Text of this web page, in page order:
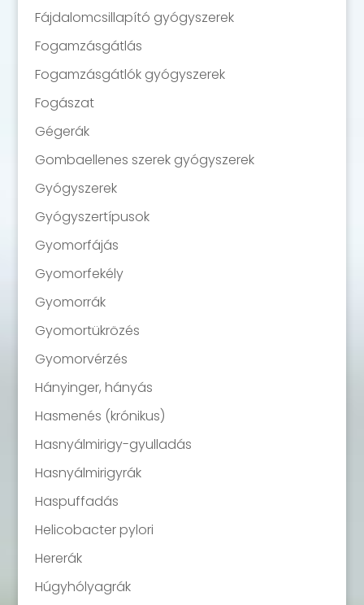
Fájdalomcsillapító gyógyszerek
Fogamzásgátlás
Fogamzásgátlók gyógyszerek
Fogászat
Gégerák
Gombaellenes szerek gyógyszerek
Gyógyszerek
Gyógyszertípusok
Gyomorfájás
Gyomorfekély
Gyomorrák
Gyomortükrözés
Gyomorvérzés
Hányinger, hányás
Hasmenés (krónikus)
Hasnyálmirigy-gyulladás
Hasnyálmirigyrák
Haspuffadás
Helicobacter pylori
Hererák
Húgyhólyagrák